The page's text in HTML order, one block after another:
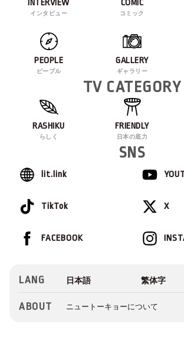
INTERVIEW
インタビュー
COMIC
コミック
PEOPLE
ピープル
GALLERY
ギャラリー
TV CATEGORY
RASHIKU
らしく
FRIENDLY
日本の底力
SNS
lit.link
TikTok X
FACEBOOK
LANG
ABOUT ニュートーキョーについて